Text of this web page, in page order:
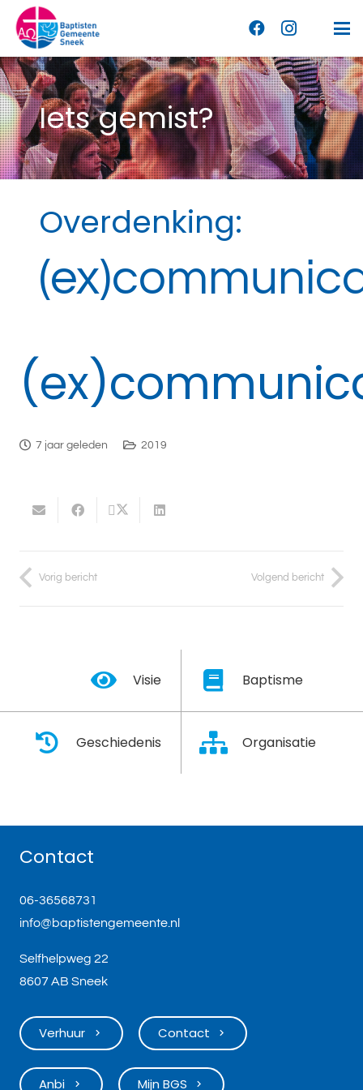
Iets gemist?
Overdenking:
7 jaar geleden 2019
Vorig bericht Volgend bericht
Visie Baptisme
Geschiedenis Organisatie
Contact
06-36568731
info@baptistengemeente.nl
Selfhelpweg 22
8607 AB Sneek
Verhuur keyboard_arrow_right Contact keyboard_arrow_right
Anbi keyboard_arrow_right Mijn BGS keyboard_arrow_right